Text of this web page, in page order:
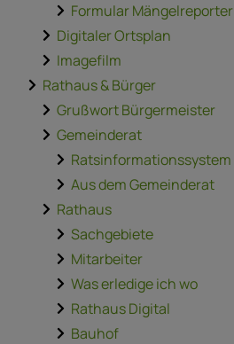
Formular Mängelreporter
Digitaler Ortsplan
Imagefilm
Rathaus & Bürger
Grußwort Bürgermeister
Gemeinderat
Ratsinformationssystem
Aus dem Gemeinderat
Rathaus
Sachgebiete
Mitarbeiter
Was erledige ich wo
Rathaus Digital
Bauhof